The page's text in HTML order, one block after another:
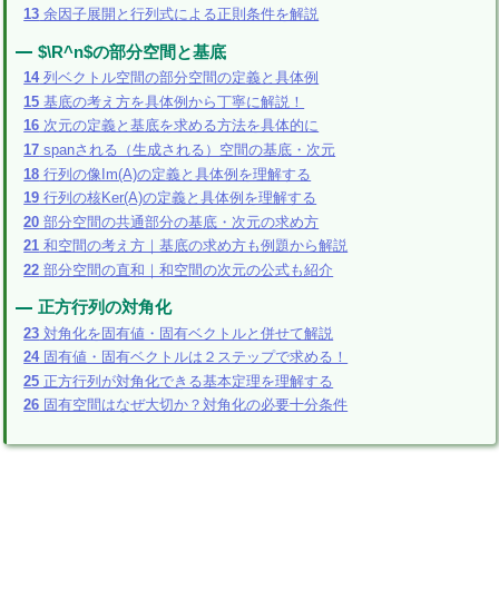
13 余因子展開と行列式による正則条件を解説
$\R^n$の部分空間と基底
14列ベクトル空間の部分空間の定義と具体例
15 基底の考え方を具体例から丁寧に解説！
16 次元の定義と基底を求める方法を具体的に
17 spanされる（生成される）空間の基底・次元
18 行列の像Im(A)の定義と具体例を理解する
19 行列の核Ker(A)の定義と具体例を理解する
20 部分空間の共通部分の基底・次元の求め方
21 和空間の考え方｜基底の求め方も例題から解説
22 部分空間の直和｜和空間の次元の公式も紹介
正方行列の対角化
23 対角化を固有値・固有ベクトルと併せて解説
24固有値・固有ベクトルは２ステップで求める！
25 正方行列が対角化できる基本定理を理解する
26 固有空間はなぜ大切か？対角化の必要十分条件